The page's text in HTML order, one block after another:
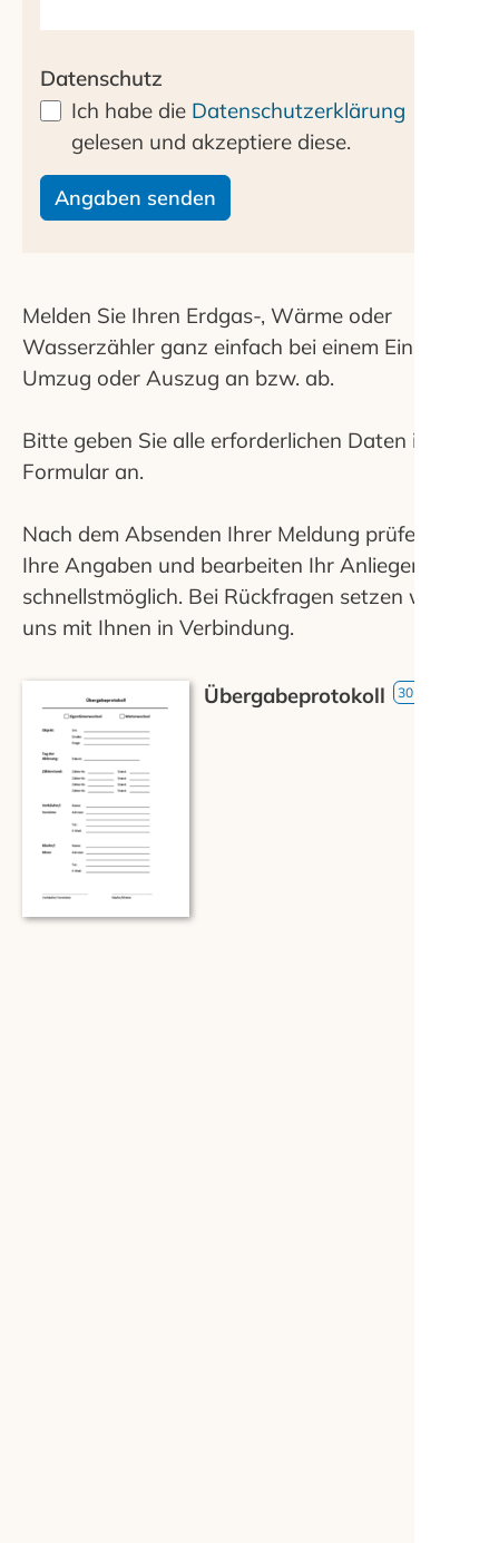
Datenschutz
Ich habe die Datenschutzerklärung
gelesen und akzeptiere diese.
Melden Sie Ihren Erdgas-, Wärme oder
Wasserzähler ganz einfach bei einem Einzug,
Umzug oder Auszug an bzw. ab.
Bitte geben Sie alle erforderlichen Daten im
Formular an.
Nach dem Absenden Ihrer Meldung prüfen wir
Ihre Angaben und bearbeiten Ihr Anliegen
schnellstmöglich. Bei Rückfragen setzen wir
uns mit Ihnen in Verbindung.
Übergabeprotokoll 30 KB